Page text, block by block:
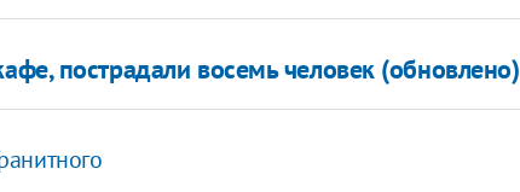
пострадали восемь человек (обновлено)